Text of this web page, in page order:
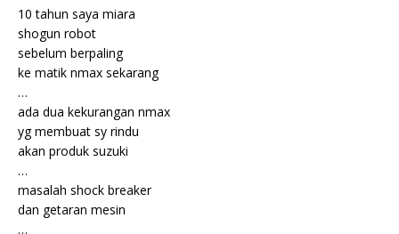
10 tahun saya miara
shogun robot
sebelum berpaling
ke matik nmax sekarang
…
ada dua kekurangan nmax
yg membuat sy rindu
akan produk suzuki
…
masalah shock breaker
dan getaran mesin
…